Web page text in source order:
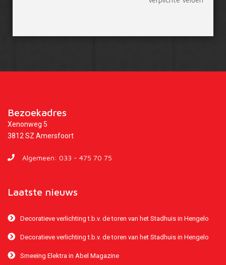
Bezoekadres
Xenonweg 5
3812 SZ Amersfoort
Algemeen: 033 - 475 70 75
Laatste nieuws
Decoratieve verlichting t.b.v. de toren van het Stadhuis in Hengelo
Decoratieve verlichting t.b.v. de toren van het Stadhuis in Hengelo
Smeeïng Elektra in Abel Magazine